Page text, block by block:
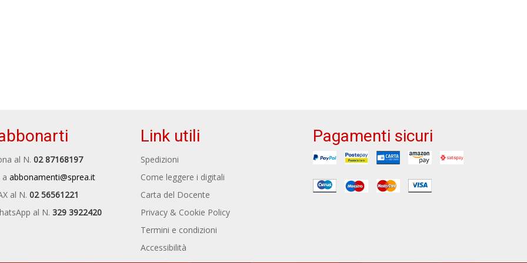
al N. 02 87168197
abbonamenti@sprea.it
al N. 02 56561221
al N. 329 3922420
Link utili
Spedizioni
Come leggere i digitali
Carta del Docente
Privacy & Cookie Policy
Termini e condizioni
Accessibilità
Pagamenti sicuri